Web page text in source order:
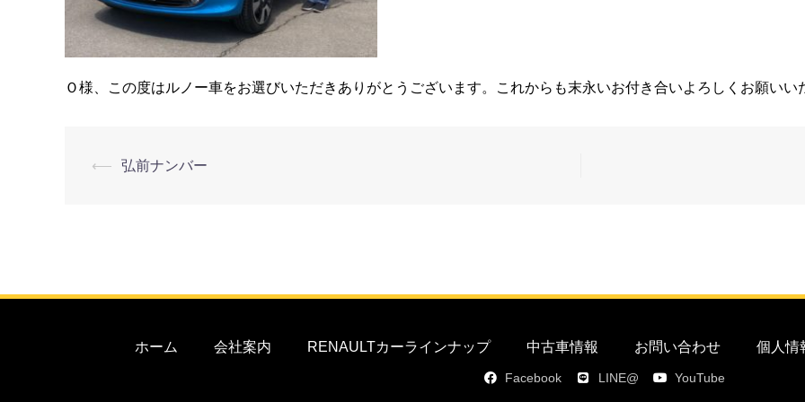
Ｏ様、この度はルノー車をお選びいただきありがとうございます。これからも末永いお付き合いよろしくお願いい
⟵ 弘前ナンバー
ホーム 会社案内 RENAULTカーラインナップ 中古車情報 お問い合わせ 個人情
Facebook LINE@ YouTube